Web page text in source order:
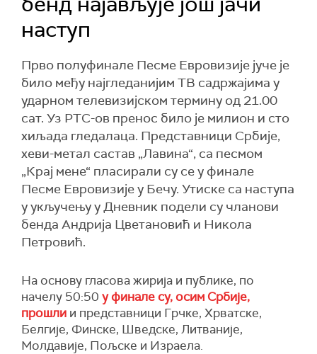
наступ
Прво полуфинале Песме Евровизије јуче је
било међу најгледанијим ТВ садржајима у
ударном телевизијском термину од 21.00
сат. Уз РТС-ов пренос било је милион и сто
хиљада гледалаца. Представници Србије,
хеви-метал састав „Лавина“, са песмом
„Крај мене“ пласирали су се у финале
Песме Евровизије у Бечу. Утиске са наступа
у укључењу у Дневник подели су чланови
бенда Андрија Цветановић и Никола
Петровић.
На основу гласова жирија и публике, по
начелу 50:50 у финале су, осим Србије,
прошли и представници Грчке, Хрватске,
Белгије, Финске, Шведске, Литваније,
Молдавије, Пољске и Израела.